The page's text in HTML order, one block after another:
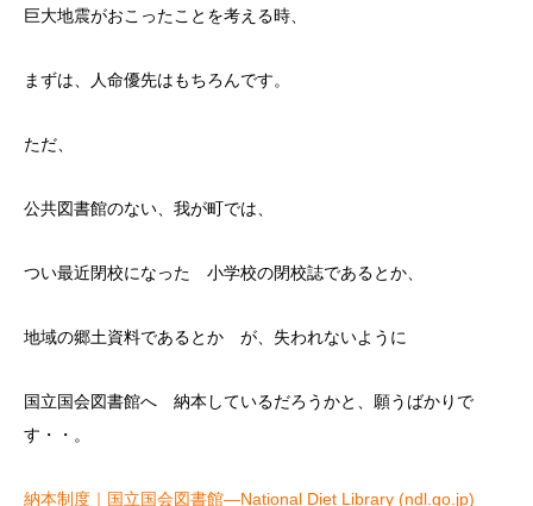
巨大地震がおこったことを考える時、
まずは、人命優先はもちろんです。
ただ、
公共図書館のない、我が町では、
つい最近閉校になった 小学校の閉校誌であるとか、
地域の郷土資料であるとか が、失われないように
国立国会図書館へ 納本しているだろうかと、願うばかりで
す・・。
納本制度｜国立国会図書館―National Diet Library (ndl.go.jp)